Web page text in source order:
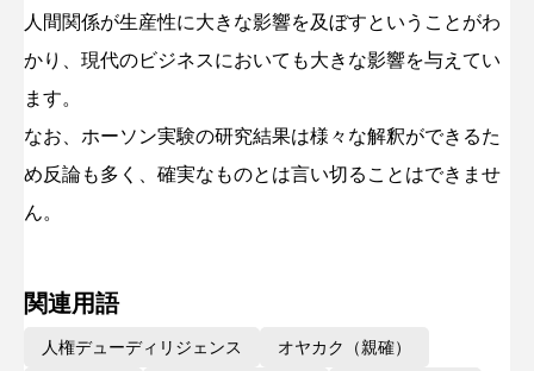
人間関係が生産性に大きな影響を及ぼすということがわ
かり、現代のビジネスにおいても大きな影響を与えてい
ます。
なお、ホーソン実験の研究結果は様々な解釈ができるた
め反論も多く、確実なものとは言い切ることはできませ
ん。
関連用語
人権デューディリジェンス オヤカク（親確）